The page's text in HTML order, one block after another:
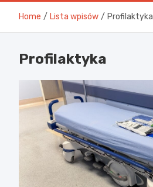
Home Lista wpisów Profilaktyka
Profilaktyka